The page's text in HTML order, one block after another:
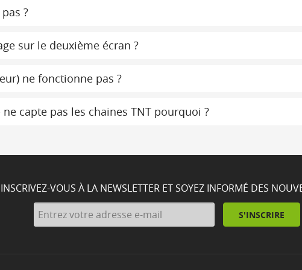
?
sur le deuxième écran ?
ne fonctionne pas ?
capte pas les chaines TNT pourquoi ?
INSCRIVEZ-VOUS À LA NEWSLETTER ET SOYEZ INFORMÉ DES
S'INSCRIRE